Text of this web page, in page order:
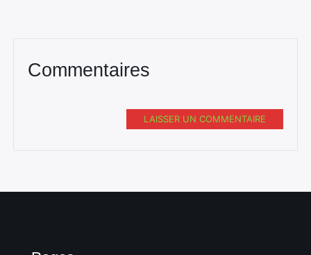
Commentaires
LAISSER UN COMMENTAIRE